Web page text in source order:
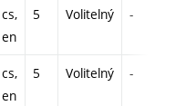
cs,
en
5 Volitelný -
cs,
en
5 Volitelný -